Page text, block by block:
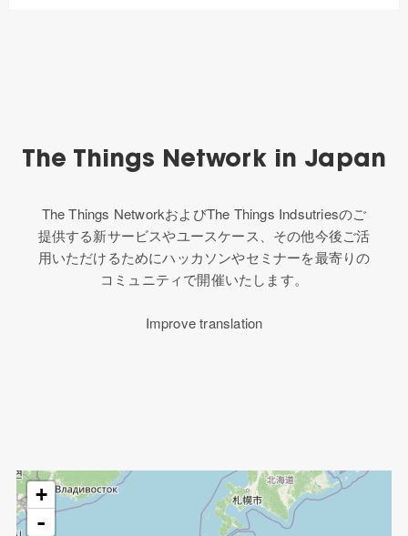
The Things Network in Japan
The Things NetworkおよびThe Things Indsutriesのご
提供する新サービスやユースケース、その他今後ご活
用いただけるためにハッカソンやセミナーを最寄りの
コミュニティで開催いたします。
Improve translation
+
-